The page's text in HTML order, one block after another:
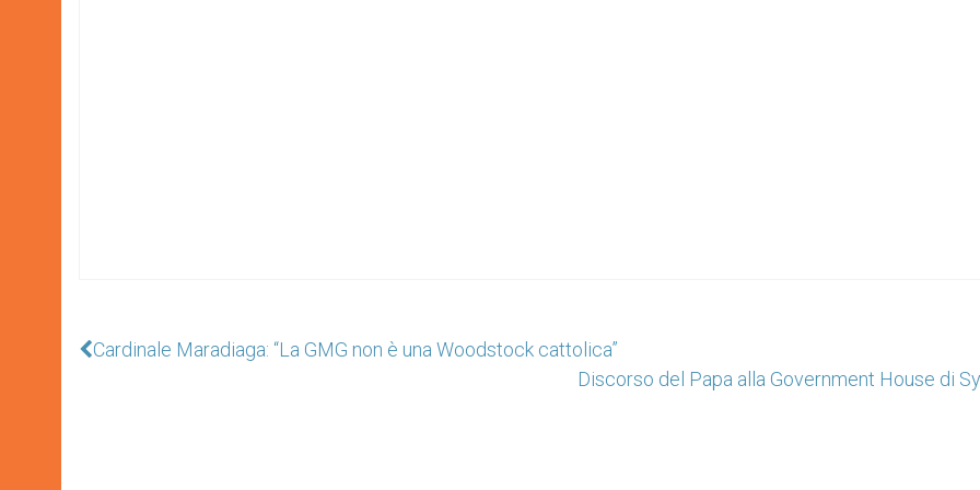
Cardinale Maradiaga: “La GMG non è una Woodstock cattolica”
Discorso del Papa alla Government House di